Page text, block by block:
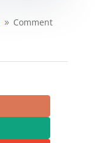
9 Comment